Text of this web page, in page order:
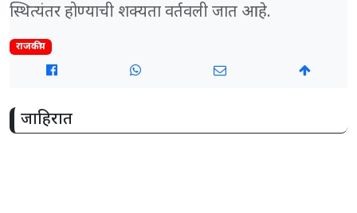
स्थित्यंतर होण्याची शक्यता वर्तवली जात आहे.
राजकीय
जाहिरात